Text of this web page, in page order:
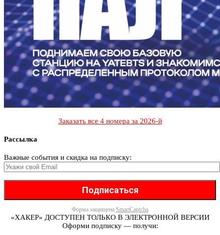
Заказать все 4 номера за 2026-й
Рассылка
Важные события и скидка на подписку:
Форма защищена SmartCaptcha
«ХАКЕР» ДОСТУПЕН ТОЛЬКО В ЭЛЕКТРОННОЙ ВЕРСИИ
Оформи подписку — получи: